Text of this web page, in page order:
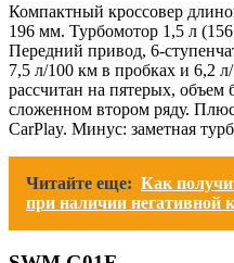
Компактный кроссовер
196 мм. Турбомотор 1,5 л
Передний привод, 6-
7,5 л/100 км в пробках и 6,2
рассчитан на пятерых,
сложенном втором ряду.
CarPlay. Минус: заметная
Читайте еще: Как
при наличии негативной